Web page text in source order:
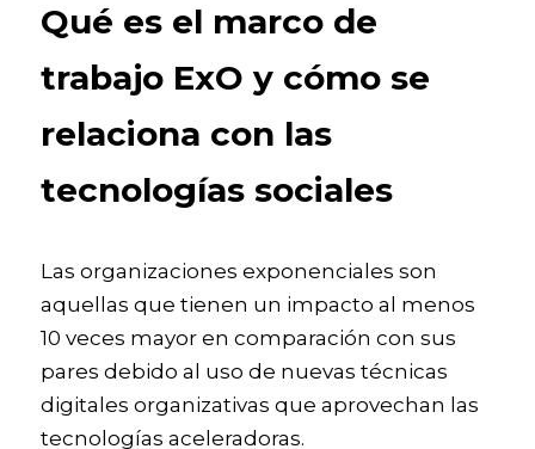
Qué es el marco de
trabajo ExO y cómo se
relaciona con las
tecnologías sociales
Las organizaciones exponenciales son
aquellas que tienen un impacto al menos
10 veces mayor en comparación con sus
pares debido al uso de nuevas técnicas
digitales organizativas que aprovechan las
tecnologías aceleradoras.